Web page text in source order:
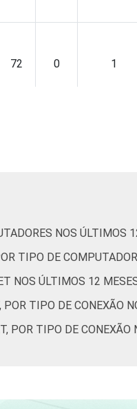
72 0 1
Eletrônico 2019.
NOS ÚLTIMOS
TIPO DE COMPUTADOR
NOS ÚLTIMOS 12
TIPO DE CONEXÃO
POR TIPO DE